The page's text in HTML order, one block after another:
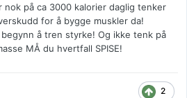
nok på ca 3000 kalorier daglig tenker
for å bygge muskler da!
å tren styrke! Og ikke tenk på
MÅ du hvertfall SPISE!
2